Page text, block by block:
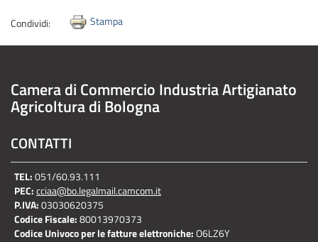
Condividi: Stampa
Camera di Commercio Industria Artigianato
Agricoltura di Bologna
CONTATTI
TEL:051/60.93.111
PEC:cciaa@bo.legalmail.camcom.it
P.IVA:03030620375
Codice Fiscale:80013970373
Codice Univoco per le fatture elettroniche:O6LZ6Y